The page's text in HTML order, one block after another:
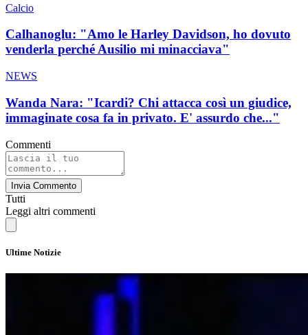
Calcio
Calhanoglu: "Amo le Harley Davidson, ho dovuto
venderla perché Ausilio mi minacciava"
NEWS
Wanda Nara: "Icardi? Chi attacca così un giudice,
immaginate cosa fa in privato. E' assurdo che..."
Commenti
Invia Commento
Tutti
Leggi altri commenti
Ultime Notizie